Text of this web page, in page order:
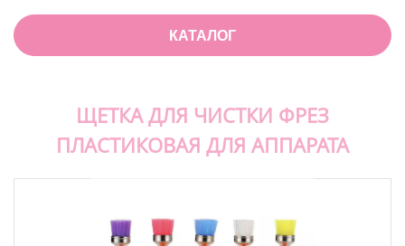
КАТАЛОГ
ЩЕТКА ДЛЯ ЧИСТКИ ФРЕЗ
ПЛАСТИКОВАЯ ДЛЯ АППАРАТА